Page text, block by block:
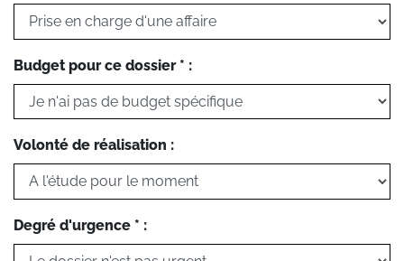
Budget pour ce dossier * :
Volonté de réalisation :
Degré d'urgence * :